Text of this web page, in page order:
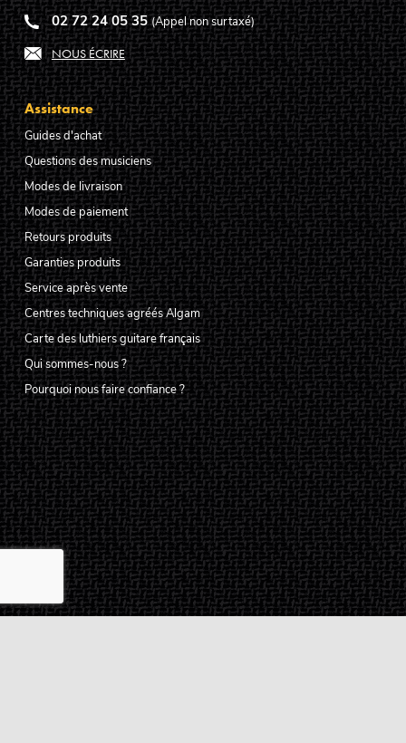
02 72 24 05 35 (Appel non surtaxé)
NOUS ÉCRIRE
Assistance
Guides d'achat
Questions des musiciens
Modes de livraison
Modes de paiement
Retours produits
Garanties produits
Service après vente
Centres techniques agréés Algam
Carte des luthiers guitare français
Qui sommes-nous ?
Pourquoi nous faire confiance ?